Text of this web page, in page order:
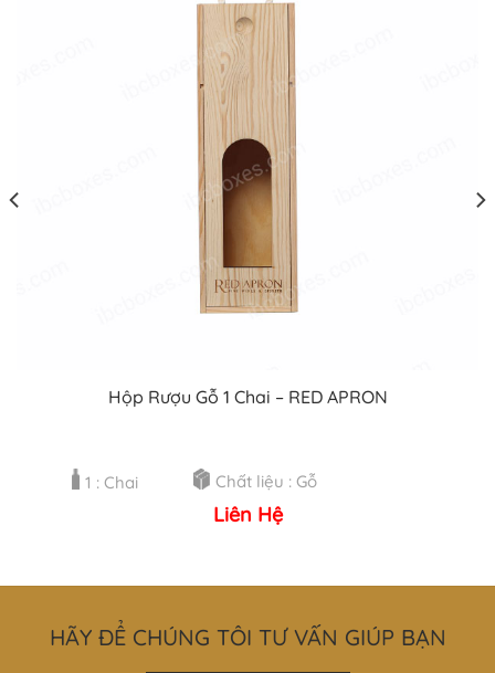
Hộp Rượu Gỗ 1 Chai – RED APRON
1 : Chai Chất liệu : Gỗ
Liên Hệ
HÃY ĐỂ CHÚNG TÔI TƯ VẤN GIÚP BẠN